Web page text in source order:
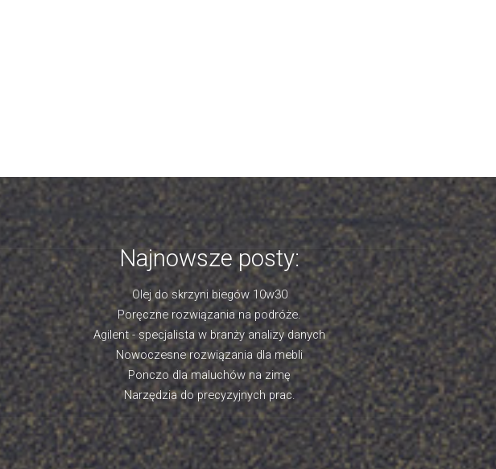
Najnowsze posty:
Olej do skrzyni biegów 10w30
Poręczne rozwiązania na podróże.
Agilent - specjalista w branży analizy danych
Nowoczesne rozwiązania dla mebli
Ponczo dla maluchów na zimę
Narzędzia do precyzyjnych prac.